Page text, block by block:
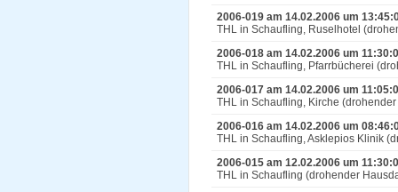
2006-019 am 14.02.2006 um
THL in Schaufling, Ruselhotel
2006-018 am 14.02.2006 um
THL in Schaufling, Pfarrbücherei
2006-017 am 14.02.2006 um
THL in Schaufling, Kirche
2006-016 am 14.02.2006 um
THL in Schaufling, Asklepios Klinik
2006-015 am 12.02.2006 um
THL in Schaufling (drohender